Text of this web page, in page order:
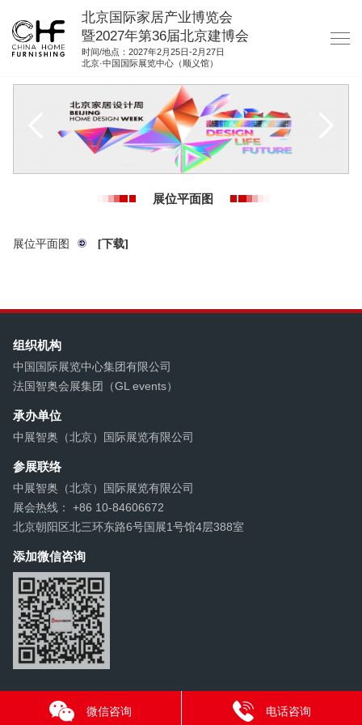
北京国际家居产业博览会
暨2027年第36届北京建博会
时间/地点：2027年2月25日-2月27日
北京·中国国际展览中心（顺义馆）
资料下载
展位平面图
展位平面图 [下载]
组织机构
中国国际展览中心集团有限公司
法国智奥会展集团（GL events）
承办单位
中展智奥（北京）国际展览有限公司
参展联络
中展智奥（北京）国际展览有限公司
展会热线： +86 10-84606672
北京朝阳区北三环东路6号国展1号馆4层388室
添加微信咨询
微信咨询 电话咨询